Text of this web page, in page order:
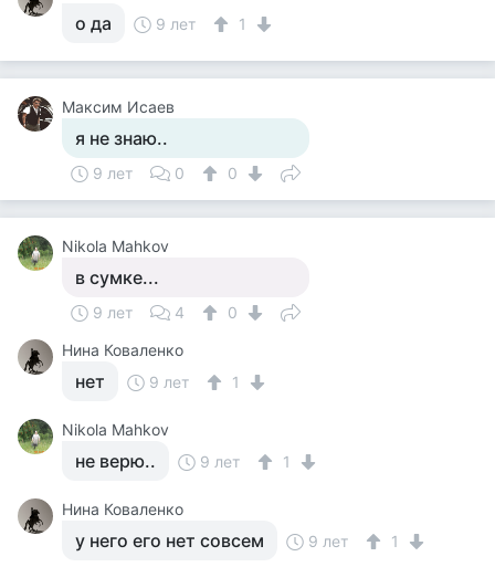
о да 9 лет 1
Максим Исаев
я не знаю..
9 лет 0 0
Nikola Mahkov
в сумке...
9 лет 4
0
Нина Коваленко
нет 9 лет 1
Nikola Mahkov
не верю.. 9 лет 1
Нина Коваленко
у него его нет совсем 9 лет 1